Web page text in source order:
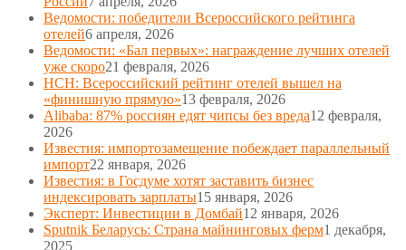
Ведомости: победители Всероссийского рейтинга
отелей6 апреля, 2026
Ведомости: «Бал первых»: награждение лучших отелей
уже скоро21 февраля, 2026
НСН: Всероссийский рейтинг отелей вышел на
«финишную прямую»13 февраля, 2026
Alibaba: 87% россиян едят чипсы без вреда12 февраля,
2026
Известия: импортозамещение побеждает параллельный
импорт22 января, 2026
Известия: в Госдуме хотят заставить бизнес
индексировать зарплаты15 января, 2026
Эксперт: Инвестиции в Домбай12 января, 2026
Sputnik Беларусь: Страна майнинговых ферм1 декабря,
2025